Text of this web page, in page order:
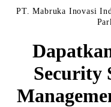
PT. Mabruka Inovasi
Security